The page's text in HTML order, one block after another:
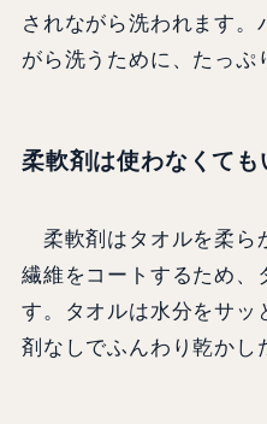
されながら洗われます。
がら洗うために、たっぷ
柔軟剤は使わなくても
柔軟剤はタオルを柔ら
繊維をコートするため、
す。タオルは水分をサッ
剤なしでふんわり乾かし